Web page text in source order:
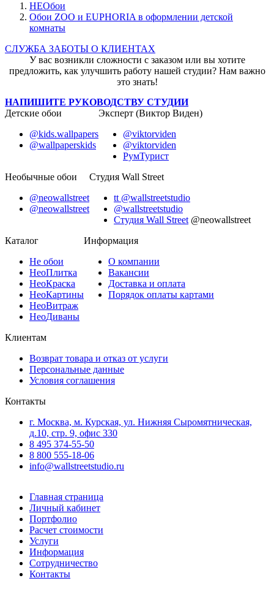
НЕОбои
Обои ZOO и EUPHORIA в оформлении детской
комнаты
СЛУЖБА ЗАБОТЫ О КЛИЕНТАХ
У вас возникли сложности с заказом или вы хотите
предложить, как улучшить работу нашей студии? Нам важно
это знать!
НАПИШИТЕ РУКОВОДСТВУ СТУДИИ
Детские обои
@kids.wallpapers
@wallpaperskids
Эксперт (Виктор Виден)
@viktorviden
@viktorviden
РумТурист
Необычные обои
@neowallstreet
@neowallstreet
Студия Wall Street
tt @wallstreetstudio
@wallstreetstudio
Студия Wall Street @neowallstreet
Каталог
Не обои
НеоПлитка
НеоКраска
НеоКартины
НеоВитраж
НеоДиваны
Информация
О компании
Вакансии
Доставка и оплата
Порядок оплаты картами
Клиентам
Возврат товара и отказ от услуги
Персональные данные
Условия соглашения
Контакты
г. Москва, м. Курская, ул. Нижняя Сыромятническая,
д.10, стр. 9, офис 330
8 495 374-55-50
8 800 555-18-06
info@wallstreetstudio.ru
Главная страница
Личный кабинет
Портфолио
Расчет стоимости
Услуги
Информация
Сотрудничество
Контакты